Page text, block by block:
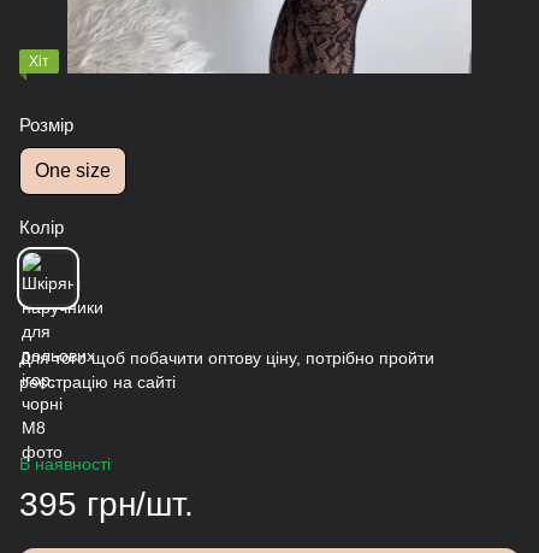
Хіт
Розмір
One size
Колір
Для того щоб побачити оптову ціну, потрібно пройти
реєстрацію на сайті
В наявності
395 грн/шт.